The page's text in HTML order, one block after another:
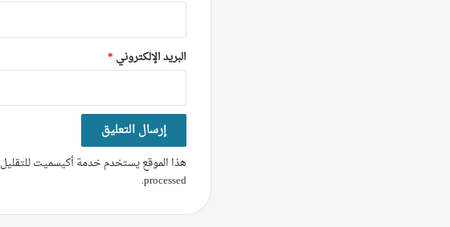
البريد الإلكتروني *
هذا الموقع يستخدم خدمة أكيسميت للتقليل
processed
.